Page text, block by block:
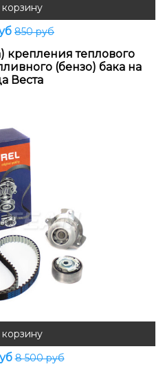
850 руб
крепления теплового
(бензо) бака на
Веста
8 500 руб